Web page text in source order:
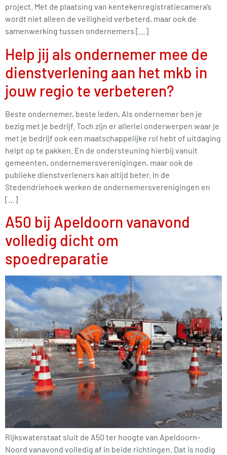
project. Met de plaatsing van kentekenregistratiecamera’s
wordt niet alleen de veiligheid verbeterd, maar ook de
samenwerking tussen ondernemers […]
Help jij als ondernemer mee de
dienstverlening aan het mkb in
jouw regio te verbeteren?
Beste ondernemer, beste leden, Als ondernemer ben je
bezig met je bedrijf. Toch zijn er allerlei onderwerpen waar je
met je bedrijf ook een maatschappelijke rol hebt of uitdaging
helpt op te pakken. En de ondersteuning hierbij vanuit
gemeenten, ondernemersverenigingen, maar ook de
publieke dienstverleners kan altijd beter. In de
Stedendriehoek werken de ondernemersverenigingen en
[…]
A50 bij Apeldoorn vanavond
volledig dicht om
spoedreparatie
Rijkswaterstaat sluit de A50 ter hoogte van Apeldoorn-
Noord vanavond volledig af in beide richtingen. Dat is nodig